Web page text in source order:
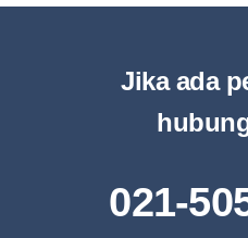
Jika ada
021-